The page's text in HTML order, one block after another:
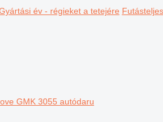
év - régieket a tetejére
GMK 3055 autódaru